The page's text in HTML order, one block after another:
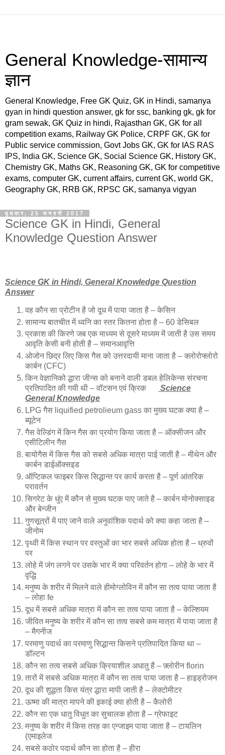
General Knowledge-सामान्य
ज्ञान
General Knowledge, Free GK Quiz, GK in Hindi, samanya
gyan in hindi question answer, gk for ssc, banking gk, gk for
gram sewak, GK Quiz in hindi, Rajasthan GK, GK for all
competition exams, Railway GK Police, CRPF GK, GK for
Public service commission, Govt Jobs GK, GK for IAS RAS
IPS, India GK, Science GK, Social Science GK, History GK,
Chemistry GK, Maths GK, Reasoning GK, GK for competitive
exams, computer GK, current affairs, current GK, world GK,
Geography GK, RRB GK, RPSC GK, samanya vigyan
बुधवार, 25 जनवरी 2017
Science GK in Hindi, General
Knowledge Question Answer
Science GK in Hindi, General Knowledge Question
Answer
वह कौन सा प्रोटीन है जो दूध में पाया जाता है – केसिन
सामान्य बातचीत में ध्वनि का स्तर कितना होता है – 60 डेसिबल
प्रकाश की किरणे जब एक माध्यम से दूसरे माध्यम में जाती है उस समय
आवृति केसी बनी होती है – समानआवृत्ति
ओजोन छिद्र लिए किस गैस को उत्तरदायी माना जाता है – क्लोरोफ्लोरो
कार्बन (CFC)
किन वेज्ञानिको द्धारा जीन्स को बनाने वाली डबल हेलिकेन्स संरचना
प्रतिपादित की गयी थी – वॉटसन एवं क्रिक
Science
General Knowledge
LPG गैस liquified petrolieum gass का मुख्य घटक क्या है –
ब्यूटेन
गैस वेल्डिंग में किन गैस का प्रयोग किया जाता है – ऑक्सीजन और
एसीटिलीन गैस
बायोगैस में किस गैस को सबसे अधिक मात्रा पाई जाती है – मीथेन और
कार्बन डाईऑक्सइड
ऑप्टिकल फाइबर किस सिद्धान्त पर कार्य करता है – पूर्ण आंतरिक
परावर्तन
सिगरेट के धुंए में कौन से मुख्य घटक पाए जाते है – कार्बन मोनोक्साइड
और बेन्जीन
गुणसूत्रों में पाए जाने वाले अनुवांशिक पदार्थ को क्या कहा जाता है –
जीनोम
पृथ्वी में किस स्थान पर वस्तुओं का भार सबसे अधिक होता है – ध्रुवों
पर
लोहे में जंग लगने पर उसके भार में क्या परिवर्तन होगा – लोहे के भार में
वृद्धि
मनुष्य के शरीर में मिलने वाले हीमोग्लोविन में कौन सा तत्व पाया जाता है
– लोहा fe
दूध में सबसे अधिक मात्रा में कौन सा तत्व पाया जाता है – केल्शियम
जीवित मनुष्य के शरीर में कौन सा तत्व सबसे कम मात्रा में पाया जाता है
– मैगनीज
परमाणु पदार्थ का परमाणु सिद्धान्त किसने प्रतिपादित किया था –
डॉल्टन
कौन सा तत्व सबसे अधिक क्रियाशील अधातु है – फ़्लोरीन florin
तारों में सबसे अधिक मात्रा में कौन सा तत्व पाया जाता है – हाइड्रोजन
दूध की शुद्धता किस यंत्र द्धारा मापी जाती है – लेक्टोमीटर
ऊष्मा की मात्रा मापने की इकाई क्या होती है – कैलोरी
कौन सा एक धातु विधुत का सुचालक होता है – ग्रेफाइट
मनुष्य के शरीर में किस तरह का एन्जाइम पाया जाता है – टायलिन
(एमाइलेज
सबसे कठोर पदार्थ कौन सा होता है – हीरा